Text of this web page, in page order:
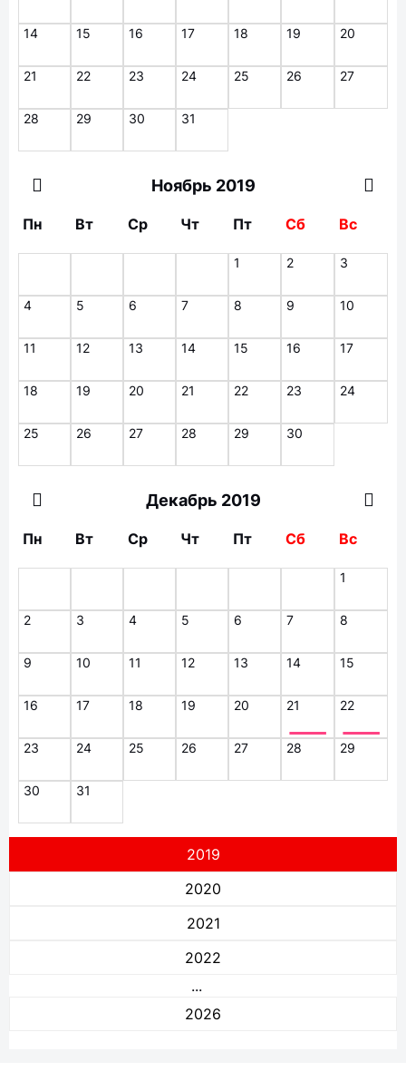
14 15 16 17 18 19 20
21 22 23 24 25 26 27
28 29 30 31
Ноябрь 2019
Пн Вт Ср Чт Пт Сб Вс
1 2 3
4 5 6 7 8 9 10
11 12 13 14 15 16 17
18 19 20 21 22 23 24
25 26 27 28 29 30
Декабрь 2019
Пн Вт Ср Чт Пт Сб Вс
1
2 3 4 5 6 7 8
9 10 11 12 13 14 15
16 17 18 19 20 21 22
23 24 25 26 27 28 29
30 31
2019
2020
2021
2022
...
2026